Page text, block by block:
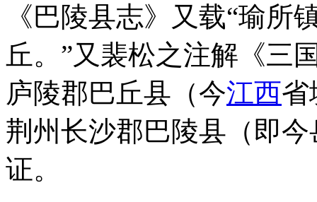
《巴陵县志》又载“瑜所
丘。”又裴松之注解《三
庐陵郡巴丘县（今江西省
荆州长沙郡巴陵县（即
证。